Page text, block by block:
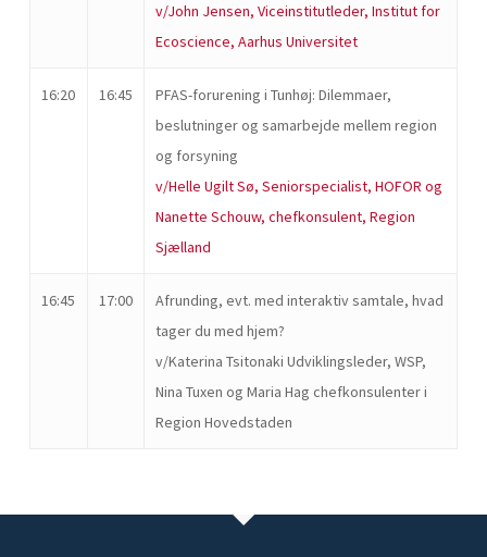
v/John Jensen, Viceinstitutleder, Institut for
Ecoscience, Aarhus Universitet
16:20 16:45
PFAS-forurening i Tunhøj: Dilemmaer,
beslutninger og samarbejde mellem region
og forsyning
v/Helle Ugilt Sø, Seniorspecialist, HOFOR og
Nanette Schouw, chefkonsulent, Region
Sjælland
16:45 17:00
Afrunding, evt. med interaktiv samtale, hvad
tager du med hjem?
v/Katerina Tsitonaki Udviklingsleder, WSP,
Nina Tuxen og Maria Hag chefkonsulenter i
Region Hovedstaden